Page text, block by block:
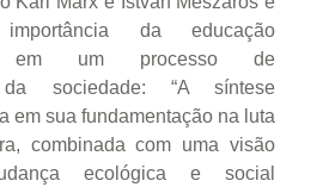
da educação
em um processo de
da sociedade: “A síntese
em sua fundamentação na luta
combinada com uma visão
ecológica e social